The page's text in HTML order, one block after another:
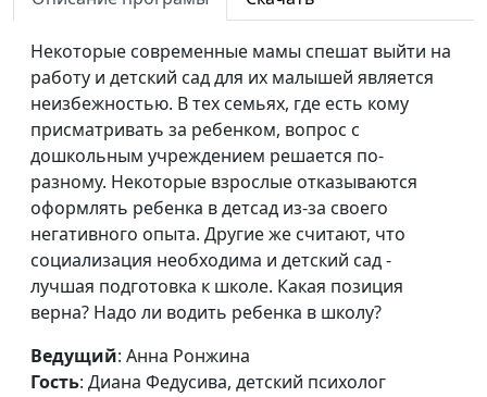
Доверие Богу в
кризисной ситуации
Светлана Страж,
Что делать, если нет
ресурсов для
сохранения
беременности?
Юлия Синицына,
Светлана Страж,
психолог
Принятие решения о
сохранении
беременности
Юлия Синицына,
Светлана Страж,
психолог
Беременность: чья
ответственность?
Светлана Страж,
Некоторые современные мамы спешат выйти на
работу и детский сад для их малышей является
неизбежностью. В тех семьях, где есть кому
присматривать за ребенком, вопрос с
дошкольным учреждением решается по-
разному. Некоторые взрослые отказываются
оформлять ребенка в детсад из-за своего
негативного опыта. Другие же считают, что
социализация необходима и детский сад -
лучшая подготовка к школе. Какая позиция
верна? Надо ли водить ребенка в школу?
Ведущий: Анна Ронжина
Гость: Диана Федусива, детский психолог